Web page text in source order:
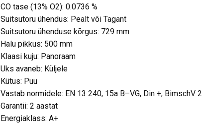
CO tase (13% O2): 0.0736 %
Suitsutoru ühendus: Pealt või Tagant
Suitsutoru ühenduse kõrgus: 729 mm
Halu pikkus: 500 mm
Klaasi kuju: Panoraam
Uks avaneb: Küljele
Kütus: Puu
Vastab normidele: EN 13 240, 15a B–VG, Din +, BimschV 2
Garantii: 2 aastat
Energiaklass: A+